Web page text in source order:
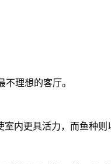
理想的客厅。
内更具活力，而鱼种则